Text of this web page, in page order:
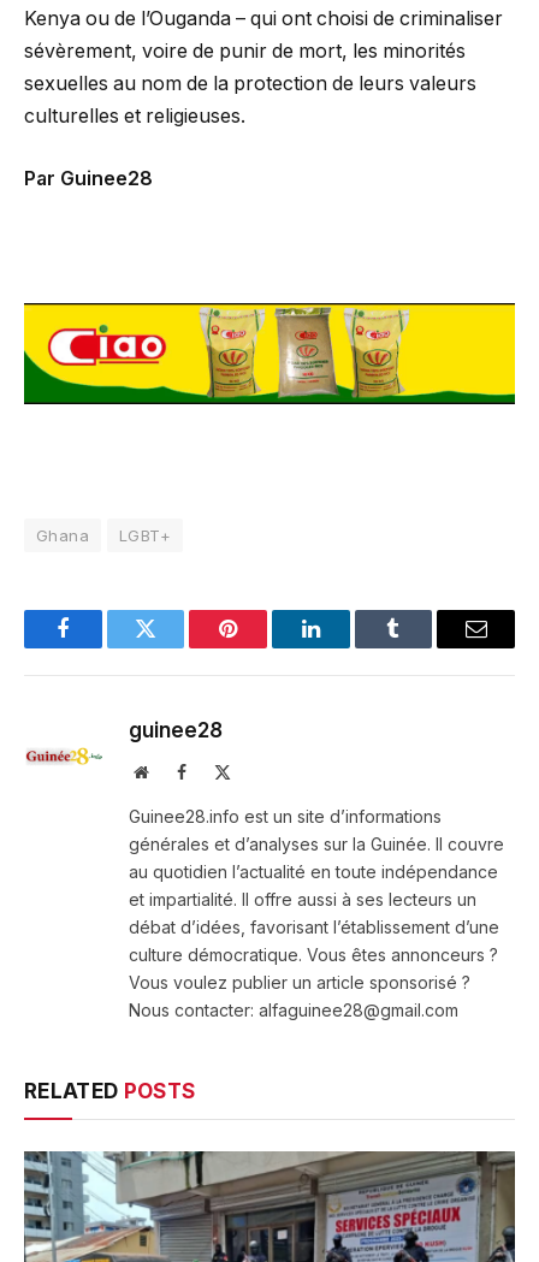
Kenya ou de l’Ouganda – qui ont choisi de criminaliser
sévèrement, voire de punir de mort, les minorités
sexuelles au nom de la protection de leurs valeurs
culturelles et religieuses.
Par Guinee28
Ghana LGBT+
FacebookTwitter Pinterest LinkedInTumblr Email
guinee28
WebsiteFacebook
Guinee28.info est un site d’informations
générales et d’analyses sur la Guinée. Il couvre
au quotidien l’actualité en toute indépendance
et impartialité. Il offre aussi à ses lecteurs un
débat d’idées, favorisant l’établissement d’une
culture démocratique. Vous êtes annonceurs ?
Vous voulez publier un article sponsorisé ?
Nous contacter: alfaguinee28@gmail.com
RELATED POSTS